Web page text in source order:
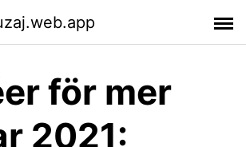
för mer
2021: